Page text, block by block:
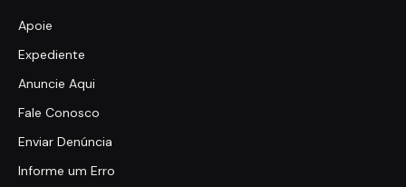
Apoie
Expediente
Anuncie Aqui
Fale Conosco
Enviar Denúncia
Informe um Erro